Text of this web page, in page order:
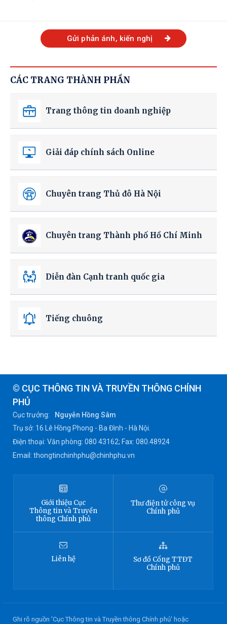
Gửi phản ánh, kiến nghị
CÁC TRANG THÀNH PHẦN
Trang thông tin doanh nghiệp
Giải đáp chính sách Online
Chuyên trang Thủ đô Hà Nội
Chuyên trang Thành phố Hồ Chí Minh
Diễn đàn Cạnh tranh quốc gia
Tiếng chuông
© CỤC THÔNG TIN VÀ TRUYỀN THÔNG CHÍNH
PHỦ
Cục trưởng:
Nguyễn Hồng Sâm
Trụ sở: 16 Lê Hồng Phong - Ba Đình - Hà Nội.
Điện thoại: Văn phòng: 080 43162; Fax: 080.48924
Email: thongtinchinhphu@chinhphu.vn
Giới thiệu Cục
Thông tinvà Truyền
thông Chính phủ
Thư điện tử công vụ
Chính phủ
Liên hệ Sơ đồ Cổng TTĐT
Chính phủ
Ghi rõ nguồn 'Cục Thông tin và Truyền thông Chính phủ' hoặc